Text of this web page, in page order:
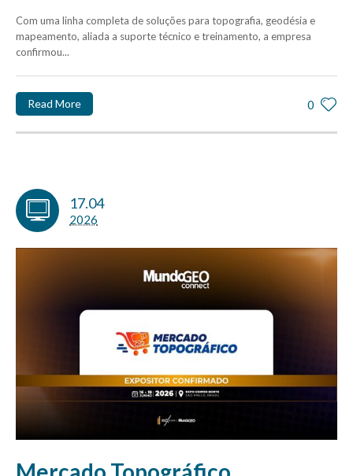
Com uma linha completa de soluções para topografia, geodésia e
mapeamento, aliada a suporte técnico e treinamento, a empresa
confirmou...
0
Read More
17.04
2026